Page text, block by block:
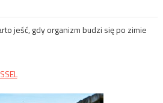
jeść, gdy organizm budzi się po zimie